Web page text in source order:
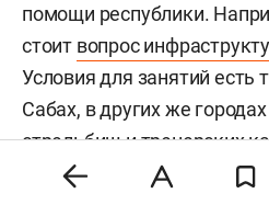
помощи республики.
стоит вопрос
Условия для занятий есть
Сабах, в других же
стрельбищ и тренерских